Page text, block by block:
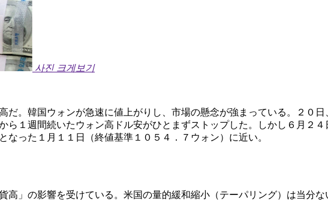
사진 크게보기
。韓国ウォンが急速に値上がりし、市場の懸念が強まっている。２０日
１週間続いたウォン高ドル安がひとまずストップした。しかし６月２
った１月１１日（終値基準１０５４．７ウォン）に近い。
」の影響を受けている。米国の量的緩和縮小（テーパリング）は当分